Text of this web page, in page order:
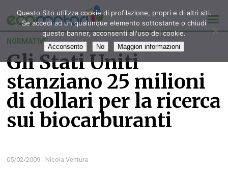
NORMATIVE
Gli Stati Uniti
stanziano 25 milioni
di dollari per la ricerca
sui biocarburanti
05/02/2009 - Nicola Ventura
Questo Sito utilizza cookie di profilazione, propri e di altri siti.
Se accedi ad un qualunque elemento sottostante o chiudi
questo banner, acconsenti all'uso dei cookie.
Acconsento No Maggiori informazioni